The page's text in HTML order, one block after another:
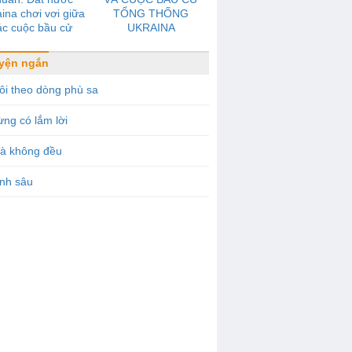
chơi vơi giữa
cuộc bầu cử
TỔNG THỐNG
UKRAINA
ngắn
theo dòng phù sa
có lắm lời
không đều
sâu